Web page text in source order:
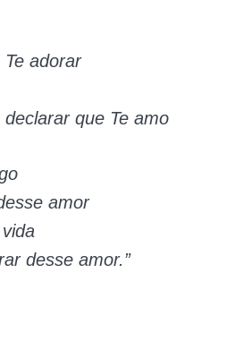
adorar
que Te amo
amor
desse amor.”